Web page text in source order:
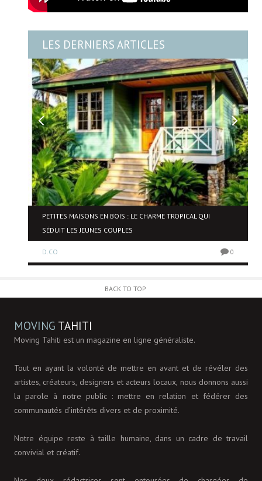
LES DERNIERS ARTICLES
PETITES MAISONS EN BOIS : LE CHARME TROPICAL QUI
SÉDUIT LES JEUNES COUPLES
D.CO 0
BACK TO TOP
MOVING TAHITI
Moving Tahiti est un magazine en ligne généraliste.
Tout en ayant la volonté de mettre en avant et de révéler des
artistes, créateurs, designers et acteurs locaux, nous donnons aussi
la parole à notre public : mettre en relation et fédérer des
communautés d’intérêts divers et de proximité.
Notre équipe reste à taille humaine, dans un cadre de travail
convivial et créatif.